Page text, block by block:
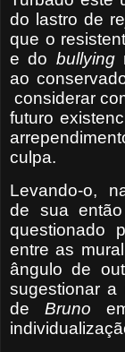
do lastro de
que o
e do bullying
ao
considerar
futuro
culpa.
Levando-o,
de sua
questionado
entre as
ângulo de
sugestionar a
de Bruno